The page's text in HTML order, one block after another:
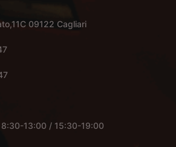
09122 Cagliari
8:30-13:00 / 15:30-19:00